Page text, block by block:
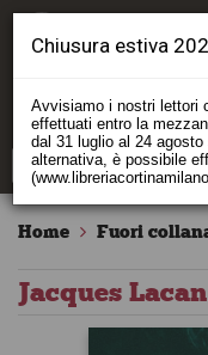
Home Fuori
Jacques Lacan
Chiusura estiva
Avvisiamo i nostri lettori
effettuati entro la
dal 31 luglio al 24
alternativa, è possibile